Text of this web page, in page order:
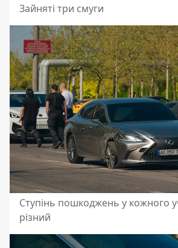
Зайняті три смуги
Ступінь пошкоджень у кожного
різний